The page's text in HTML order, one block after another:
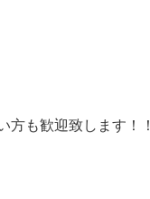
も歓迎致します！！